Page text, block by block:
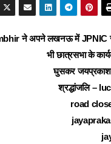
लखनऊ में JPNIC
भी छात्रसभा के
घुसकर जयप्रकाश
श्रद्धांजलि –
road
ने अपने